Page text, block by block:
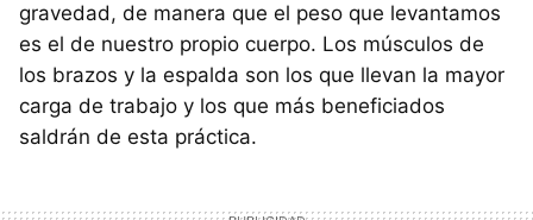
gravedad, de manera que el peso que levantamos
es el de nuestro propio cuerpo. Los músculos de
los brazos y la espalda son los que llevan la mayor
carga de trabajo y los que más beneficiados
saldrán de esta práctica.